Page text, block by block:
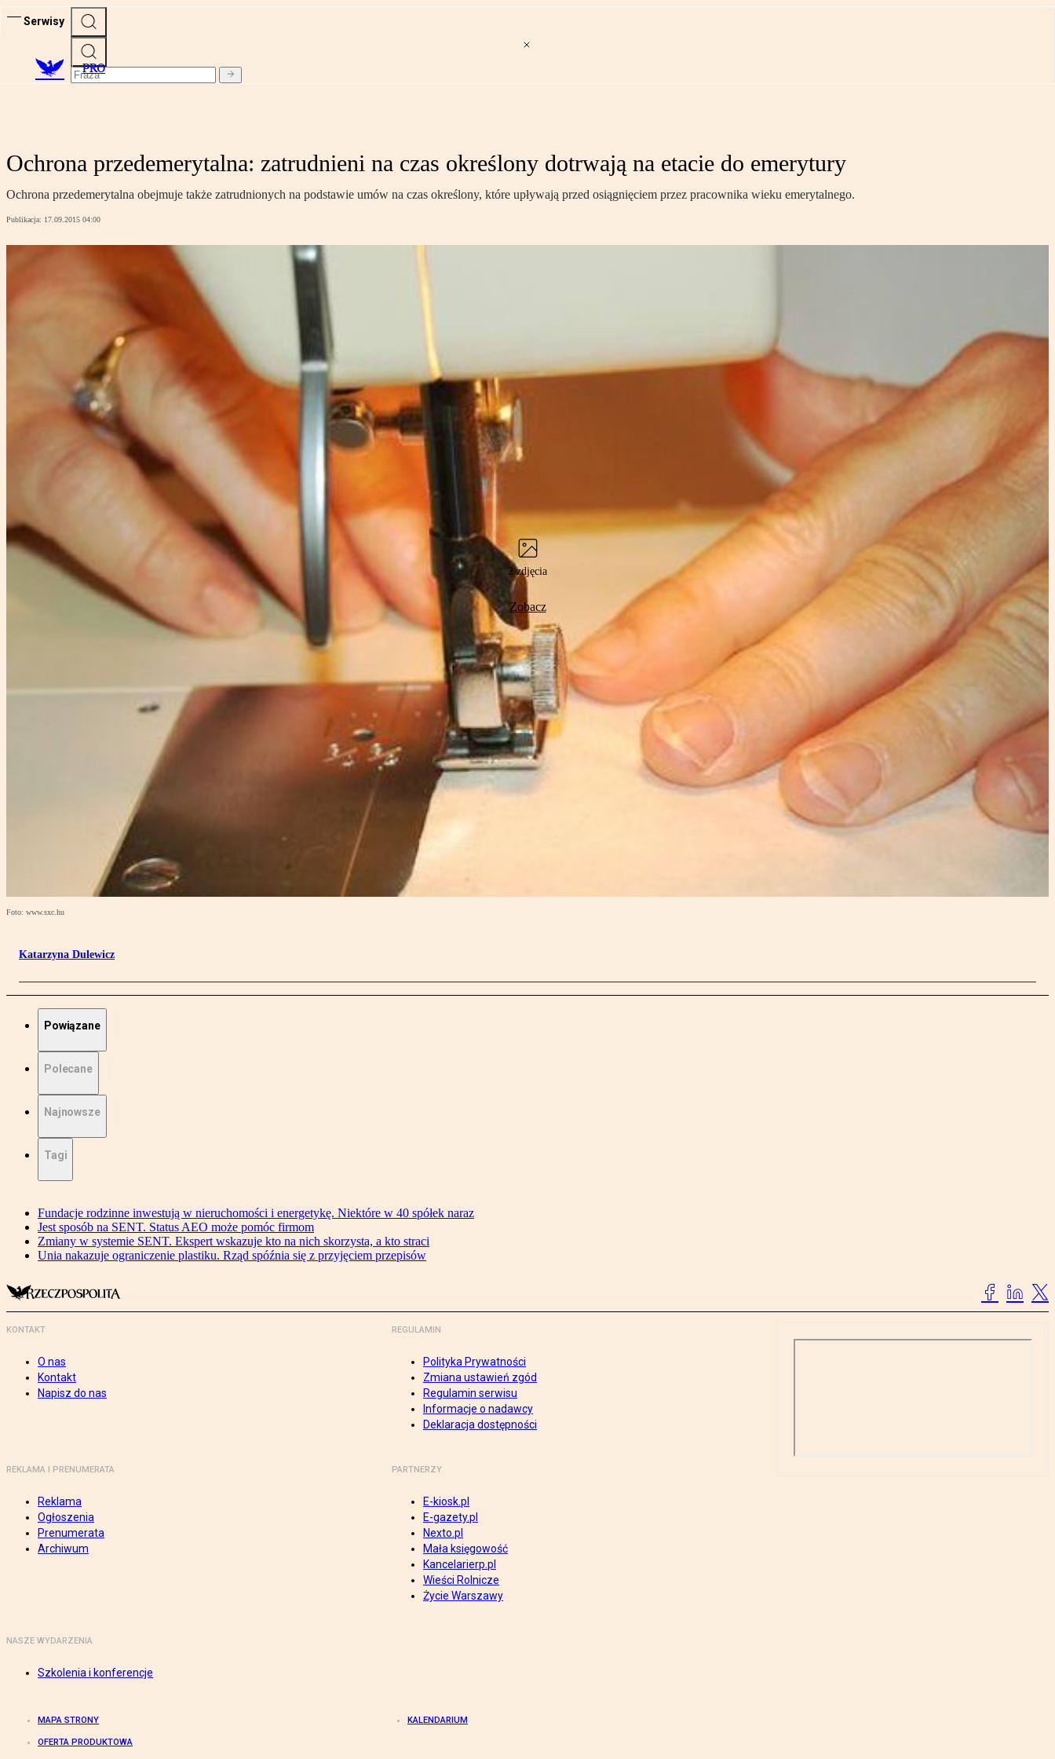
Serwisy
PRO
Ochrona przedemerytalna: zatrudnieni na czas określony dotrwają na etacie do emerytury
Ochrona przedemerytalna obejmuje także zatrudnionych na podstawie umów na czas określony, które upływają przed osiągnięciem przez pracownika wieku emerytalnego.
Publikacja: 17.09.2015 04:00
2 zdjęcia
Zobacz
Foto: www.sxc.hu
Katarzyna Dulewicz
Powiązane
Polecane
Najnowsze
Tagi
Fundacje rodzinne inwestują w nieruchomości i energetykę. Niektóre w 40 spółek naraz
Jest sposób na SENT. Status AEO może pomóc firmom
Zmiany w systemie SENT. Ekspert wskazuje kto na nich skorzysta, a kto straci
Unia nakazuje ograniczenie plastiku. Rząd spóźnia się z przyjęciem przepisów
KONTAKT
O nas
Kontakt
Napisz do nas
REGULAMIN
Polityka Prywatności
Zmiana ustawień zgód
Regulamin serwisu
Informacje o nadawcy
Deklaracja dostępności
REKLAMA I PRENUMERATA
Reklama
Ogłoszenia
Prenumerata
Archiwum
PARTNERZY
E-kiosk.pl
E-gazety.pl
Nexto.pl
Mała księgowość
Kancelarierp.pl
Wieści Rolnicze
Życie Warszawy
NASZE WYDARZENIA
Szkolenia i konferencje
MAPA STRONY KALENDARIUM
OFERTA PRODUKTOWA